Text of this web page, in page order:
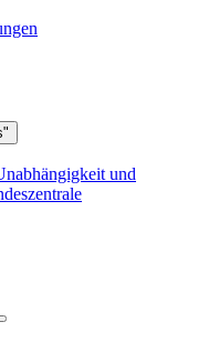
und